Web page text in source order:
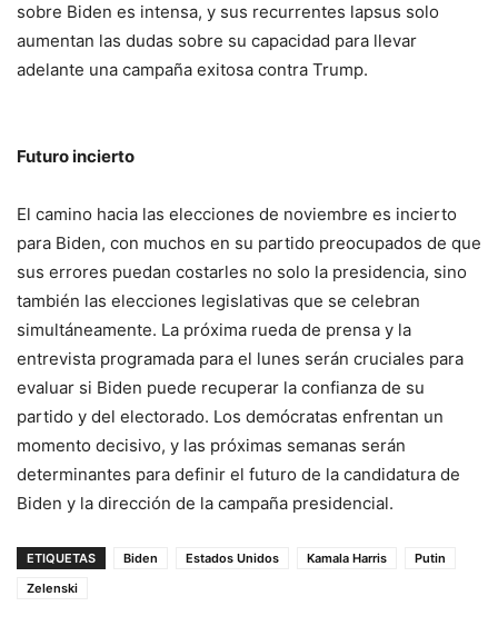
sobre Biden es intensa, y sus recurrentes lapsus solo
aumentan las dudas sobre su capacidad para llevar
adelante una campaña exitosa contra Trump.
Futuro incierto
El camino hacia las elecciones de noviembre es incierto
para Biden, con muchos en su partido preocupados de que
sus errores puedan costarles no solo la presidencia, sino
también las elecciones legislativas que se celebran
simultáneamente. La próxima rueda de prensa y la
entrevista programada para el lunes serán cruciales para
evaluar si Biden puede recuperar la confianza de su
partido y del electorado. Los demócratas enfrentan un
momento decisivo, y las próximas semanas serán
determinantes para definir el futuro de la candidatura de
Biden y la dirección de la campaña presidencial.
ETIQUETAS Biden Estados Unidos Kamala Harris
Putin
Zelenski